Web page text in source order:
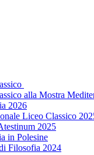
alla Mostra
2026
Liceo Classico
2025
in Polesine
Filosofia 2024